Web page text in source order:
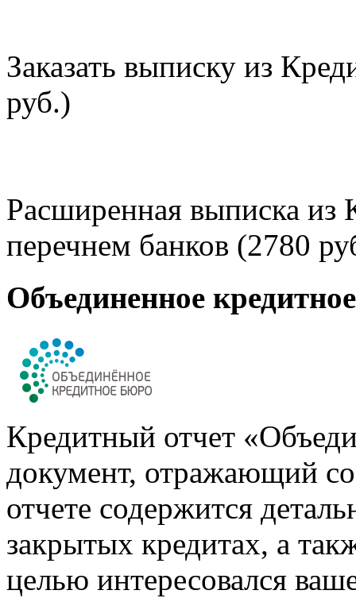
Заказать выписку из
руб.)
Расширенная выписка из
перечнем банков (2780
Объединенное
Кредитный отчет
документ, отражающий
отчете содержится
закрытых кредитах, а
целью интересовался